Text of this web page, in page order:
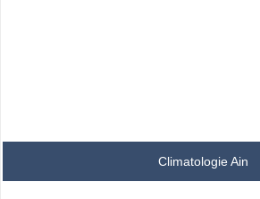
Climatologie Ain